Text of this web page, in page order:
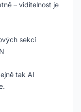
– viditelnost je
sekcí
tak AI